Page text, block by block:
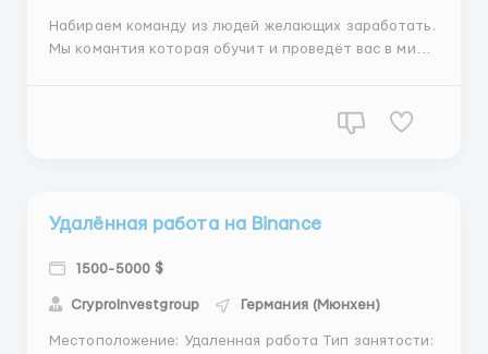
Набираем команду из людей желающих заработать.
Мы комантия которая обучит и проведёт вас в мир
если у вас нету опыта,это не проблема. Команда из
Удалённая работа на Binance
1500-5000 $
CryproInvestgroup Германия (Мюнхен)
Местоположение: Удаленная работа Тип занятости: